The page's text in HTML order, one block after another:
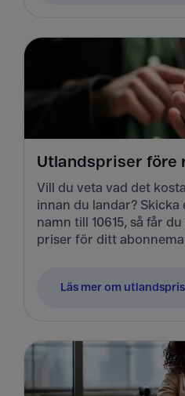
Utlandspriser före
Vill du veta vad det
innan du landar? Skicka
namn till 10615, så får
priser för ditt
Läs mer om